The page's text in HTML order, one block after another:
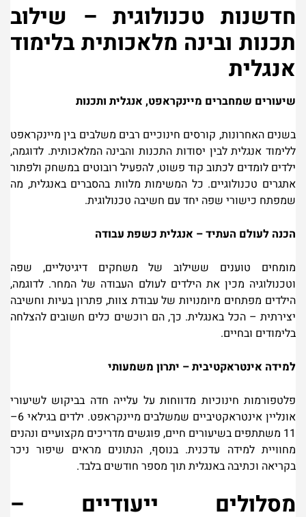
חדשנות טכנולוגית– שילוב
תכנות ובינה מלאכותית בלימוד
אנגלית
שיעורים שמחברים מיינקראפט, אנגלית ותכנות
בשנים האחרונות, קורסים חינוכיים רבים משלבים בין מיינקראפט
ללימוד אנגלית לבין יסודות התכנות והבינה המלאכותית. לדוגמה,
ילדים לומדים לכתוב קוד פשוט, להפעיל רובוטים במשחק ולפתור
אתגרים טכנולוגיים. כל המשימות מלוות בהסברים באנגלית, מה
שמפתח כישורי שפה יחד עם חשיבה טכנולוגית.
הכנה לעולם העתיד – אנגלית כשפת עבודה
מומחים טוענים ששילוב של משחקים דיגיטליים, שפה
וטכנולוגיה מכין את הילדים לעולם העבודה של המחר. לדוגמה,
הילדים מפתחים מיומנויות של עבודת צוות, פתרון בעיות וחשיבה
יצירתית – הכל באנגלית. כך, הם רוכשים כלים חשובים להצלחה
בלימודים ובחיים.
למידה אינטראקטיבית – יתרון משמעותי
פלטפורמות חינוכיות מדווחות על עלייה חדה בביקוש לשיעורי
אונליין אינטראקטיביים שמשלבים מיינקראפט. ילדים בגילאי 6
–
11
משתתפים בשיעורים חיים, פוגשים מדריכים מקצועיים ונהנים
מחוויית למידה עדכנית. בנוסף, הנתונים מראים שיפור ניכר
בקריאה וכתיבה באנגלית תוך מספר חודשים בלבד.
מסלולים ייעודיים –